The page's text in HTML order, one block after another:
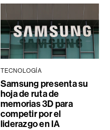
TECNOLOGÍA
Samsung presenta su
hoja de ruta de
memorias 3D para
competir por el
liderazgo en IA